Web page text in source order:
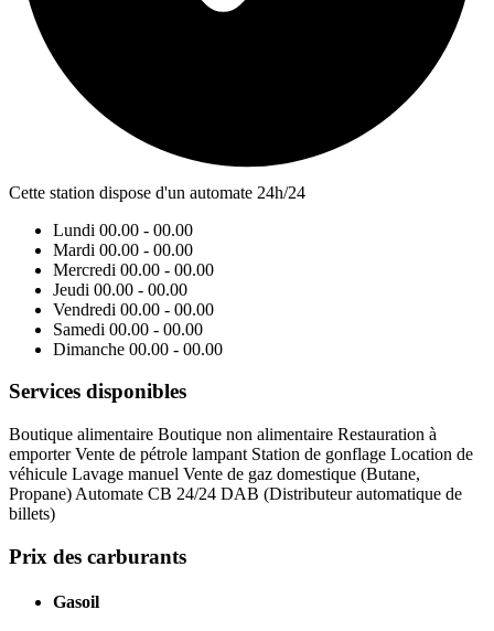
Cette station dispose d'un automate 24h/24
Lundi 00.00 - 00.00
Mardi 00.00 - 00.00
Mercredi 00.00 - 00.00
Jeudi 00.00 - 00.00
Vendredi 00.00 - 00.00
Samedi 00.00 - 00.00
Dimanche 00.00 - 00.00
Services disponibles
Boutique alimentaire Boutique non alimentaire Restauration à
emporterVente de pétrole lampant Station de gonflage Location de
véhicule Lavage manuel Vente de gaz domestique (Butane,
Propane) Automate CB 24/24 DAB (Distributeur automatique de
billets)
Prix des carburants
Gasoil